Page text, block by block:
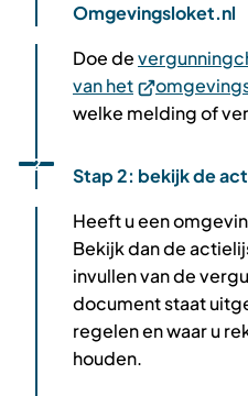
Omgevingsloket.nl
Doe de
van het(Verwijst
naar
externe
welke melding of
Stap 2: bekijk de
Status: Actief
Opvolgingsnummer:
2
Heeft u een
Bekijk dan de
invullen van de
document staat
regelen en waar u
houden.